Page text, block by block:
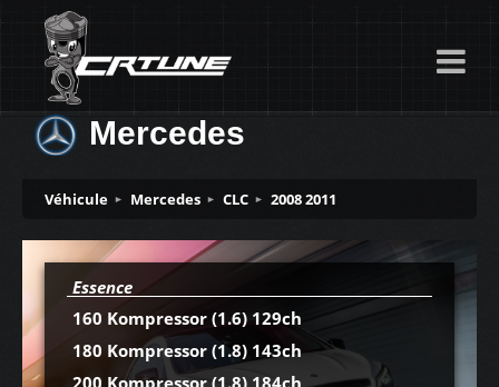
Mercedes
Véhicule Mercedes CLC 2008 2011
Essence
160 Kompressor (1.6) 129ch
180 Kompressor (1.8) 143ch
200 Kompressor (1.8) 184ch